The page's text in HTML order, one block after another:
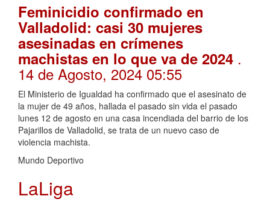
Feminicidio confirmado en
Valladolid: casi 30 mujeres
asesinadas en crímenes
machistas en lo que va de 2024 .
14 de Agosto, 2024 05:55
El Ministerio de Igualdad ha confirmado que el asesinato de
la mujer de 49 años, hallada el pasado sin vida el pasado
lunes 12 de agosto en una casa incendiada del barrio de los
Pajarillos de Valladolid, se trata de un nuevo caso de
violencia machista.
Mundo Deportivo
LaLiga